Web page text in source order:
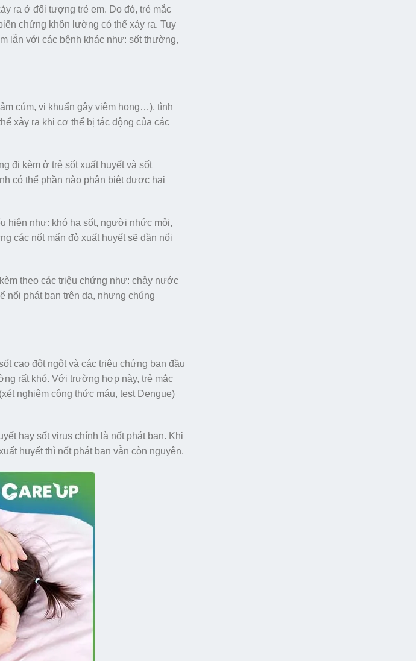
ra ở đối tượng trẻ em. Do đó, trẻ mắc
chứng khôn lường có thể xảy ra. Tuy
lẫn với các bệnh khác như: sốt thường,
cúm, vi khuẩn gây viêm họng…), tình
xảy ra khi cơ thể bị tác động của các
đi kèm ở trẻ sốt xuất huyết và sốt
có thể phần nào phân biệt được hai
hiện như: khó hạ sốt, người nhức mỏi,
các nốt mẩn đỏ xuất huyết sẽ dần nổi
theo các triệu chứng như: chảy nước
nổi phát ban trên da, nhưng chúng
cao đột ngột và các triệu chứng ban đầu
rất khó. Với trường hợp này, trẻ mắc
nghiệm công thức máu, test Dengue)
hay sốt virus chính là nốt phát ban. Khi
huyết thì nốt phát ban vẫn còn nguyên.